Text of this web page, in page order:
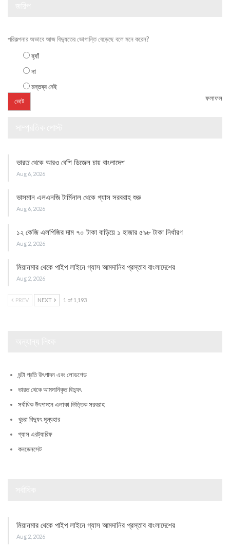
পরিকল্পনার অভাবে আজ বিদ্যুতের ভোগান্তি বেড়েছে বলে মনে করেন?
হ্যাঁ
না
মন্তব্য নেই
ফলাফল
ভারত থেকে আরও বেশি ডিজেল চায় বাংলাদেশ
Aug 6, 2026
ভাসমান এলএনজি টার্মিনাল থেকে গ্যাস সরবরাহ শুরু
Aug 6, 2026
১২ কেজি এলপিজির দাম ৭০ টাকা বাড়িয়ে ১ হাজার ৫৯৮ টাকা নির্ধারণ
Aug 2, 2026
মিয়ানমার থেকে পাইপ লাইনে গ্যাস আমদানির প্রস্তাব বাংলাদেশের
Aug 2, 2026
PREV NEXT 1 of 1,193
ঘন্টা প্রতি উৎপাদন এবং লোডশেড
ভারত থেকে আমদানিকৃত বিদ্যুৎ
সর্বাধিক উৎপাদনে এলাকা ভিত্তিক সরবরাহ
খুচরা বিদ্যুৎ মূল্যহার
গ্যাস এরট্যারিফ
কনডেনসেট
মিয়ানমার থেকে পাইপ লাইনে গ্যাস আমদানির প্রস্তাব বাংলাদেশের
Aug 2, 2026